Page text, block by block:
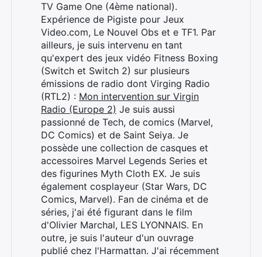
TV Game One (4ème national).
Expérience de Pigiste pour Jeux
Video.com, Le Nouvel Obs et e TF1. Par
ailleurs, je suis intervenu en tant
qu'expert des jeux vidéo Fitness Boxing
(Switch et Switch 2) sur plusieurs
émissions de radio dont Virging Radio
(RTL2) : Mon intervention sur Virgin
Radio (Europe 2) Je suis aussi
passionné de Tech, de comics (Marvel,
DC Comics) et de Saint Seiya. Je
possède une collection de casques et
accessoires Marvel Legends Series et
des figurines Myth Cloth EX. Je suis
également cosplayeur (Star Wars, DC
Comics, Marvel). Fan de cinéma et de
séries, j'ai été figurant dans le film
d'Olivier Marchal, LES LYONNAIS. En
outre, je suis l'auteur d'un ouvrage
publié chez l'Harmattan. J'ai récemment